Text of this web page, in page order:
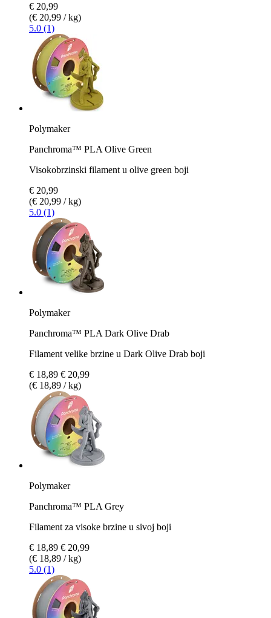
€ 20,99
(€ 20,99 / kg)
5.0 (1)
Polymaker
Panchroma™ PLA Olive Green
Visokobrzinski filament u olive green boji
€ 20,99
(€ 20,99 / kg)
5.0 (1)
Polymaker
Panchroma™ PLA Dark Olive Drab
Filament velike brzine u Dark Olive Drab boji
€ 18,89 € 20,99
(€ 18,89 / kg)
Polymaker
Panchroma™ PLA Grey
Filament za visoke brzine u sivoj boji
€ 18,89 € 20,99
(€ 18,89 / kg)
5.0 (1)